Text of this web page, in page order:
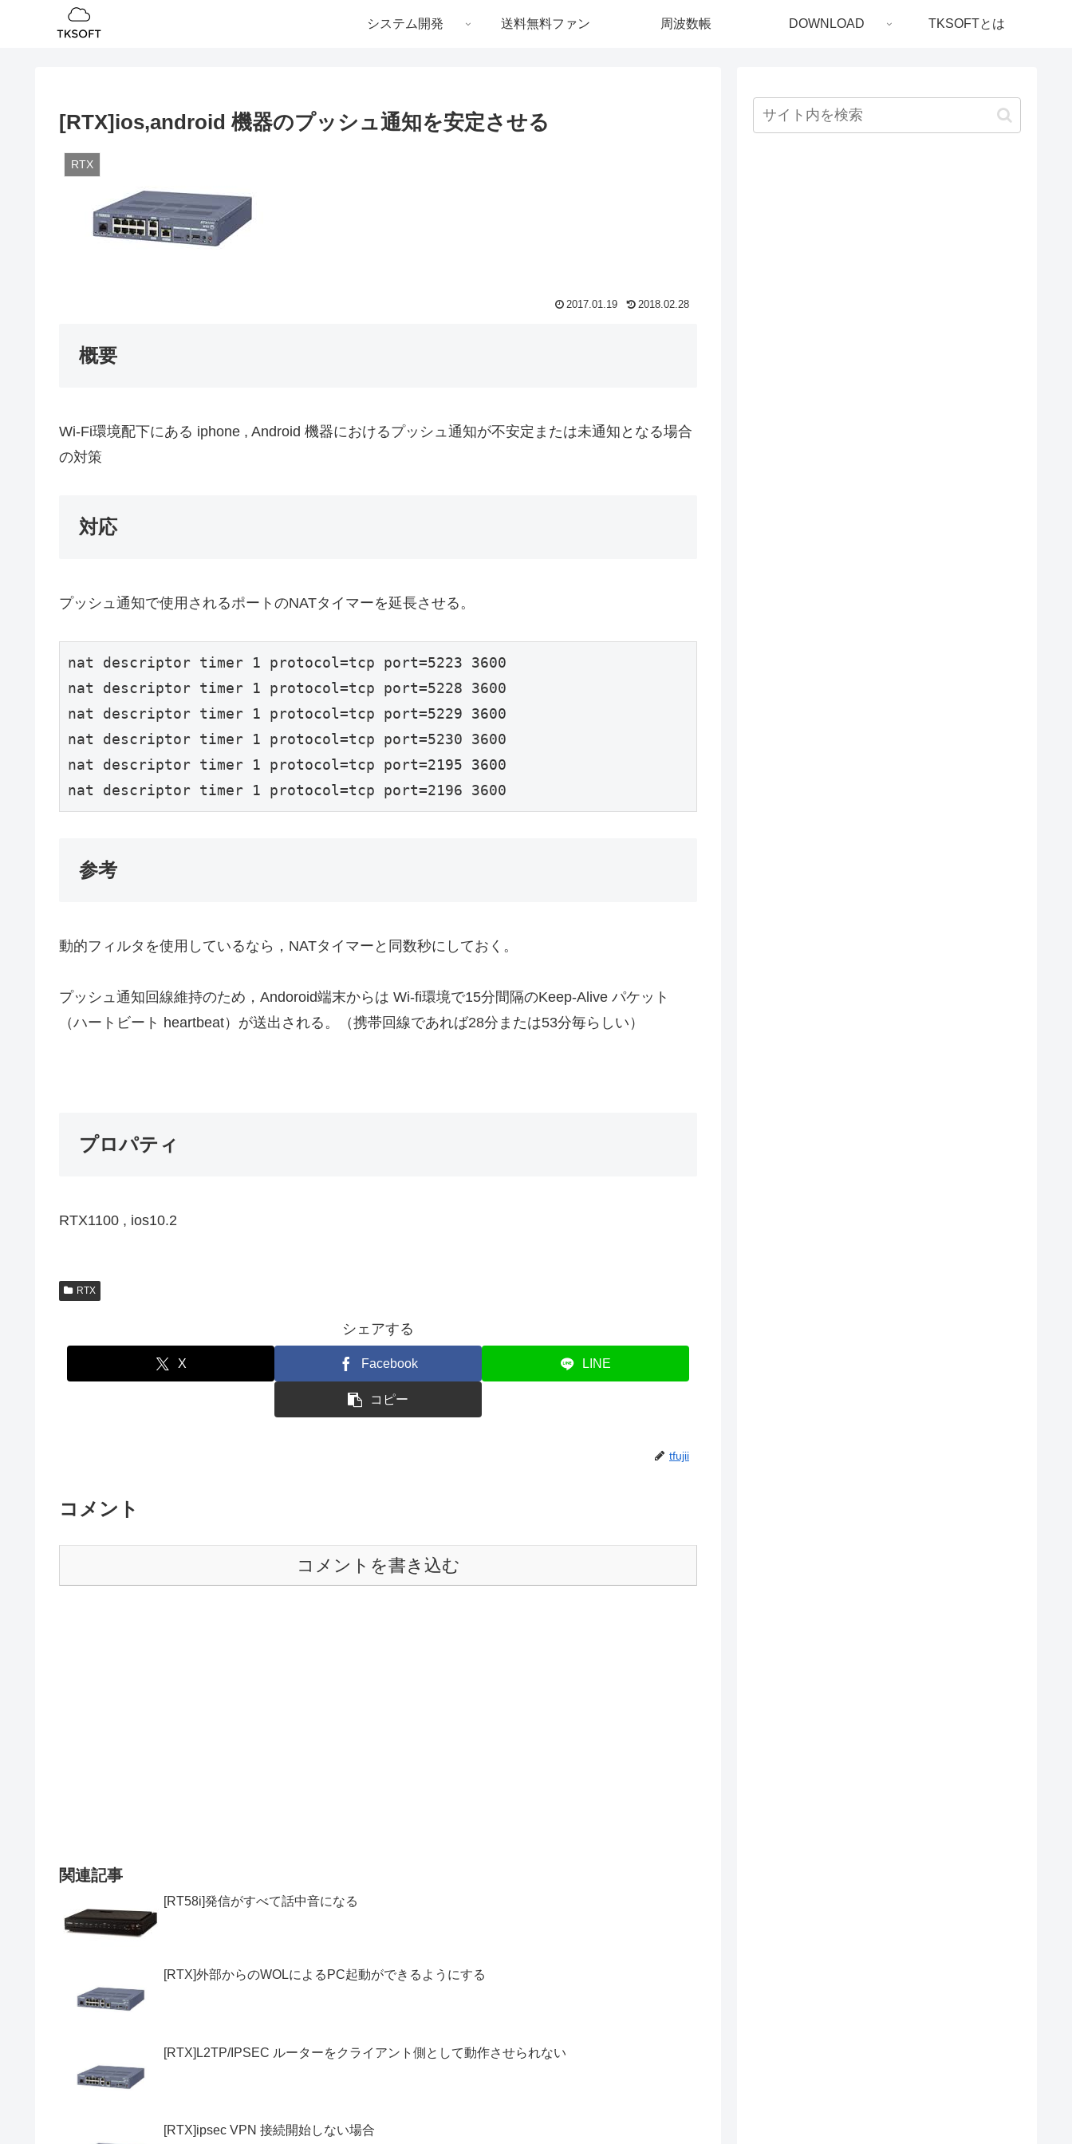
システム開発 送料無料ファン 周波数帳 DOWNLOAD TKSOFTとは
[RTX]ios,android 機器のプッシュ通知を安定させる
RTX
2017.01.19 2018.02.28
概要
Wi-Fi環境配下にある iphone , Android 機器におけるプッシュ通知が不安定または未通知となる場合
の対策
対応
プッシュ通知で使用されるポートのNATタイマーを延長させる。
nat descriptor timer 1 protocol=tcp port=5223 3600
nat descriptor timer 1 protocol=tcp port=5228 3600
nat descriptor timer 1 protocol=tcp port=5229 3600
nat descriptor timer 1 protocol=tcp port=5230 3600
nat descriptor timer 1 protocol=tcp port=2195 3600
nat descriptor timer 1 protocol=tcp port=2196 3600
参考
動的フィルタを使用しているなら，NATタイマーと同数秒にしておく。
プッシュ通知回線維持のため，Andoroid端末からは Wi-fi環境で15分間隔のKeep-Alive パケット
（ハートビート heartbeat）が送出される。（携帯回線であれば28分または53分毎らしい）
プロパティ
RTX1100 , ios10.2
RTX
シェアする
X Facebook LINE
コピー
tfujii
コメント
コメントを書き込む
関連記事
[RT58i]発信がすべて話中音になる
[RTX]外部からのWOLによるPC起動ができるようにする
[RTX]L2TP/IPSEC ルーターをクライアント側として動作させられない
[RTX]ipsec VPN 接続開始しない場合